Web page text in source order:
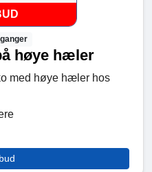
høye hæler
med høye hæler hos